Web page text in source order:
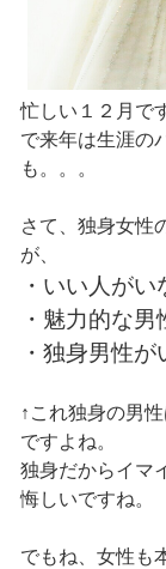
忙しい１２月で
で来年は生涯の
も。。。
さて、独身女性
が、
・いい人がい
・魅力的な
・独身男性が
↑これ独身の男
ですよね。
独身だからイマ
悔しいですね。
でもね、女性も